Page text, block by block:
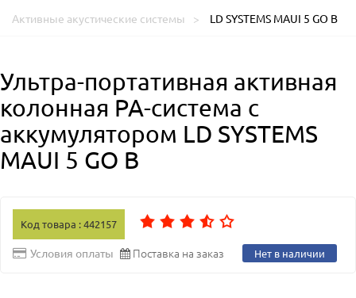
Активные акустические системы
LD SYSTEMS MAUI 5 GO B
Ультра-портативная активная
колонная PA-система с
аккумулятором LD SYSTEMS
MAUI 5 GO B
Код товара : 442157
Условия оплаты Поставка на заказ Нет в наличии